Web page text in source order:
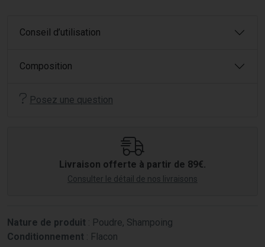
Conseil d’utilisation
Composition
Posez une question
Livraison offerte à partir de 89€.
Consulter le détail de nos livraisons
Nature de produit : Poudre, Shampoing
Conditionnement : Flacon